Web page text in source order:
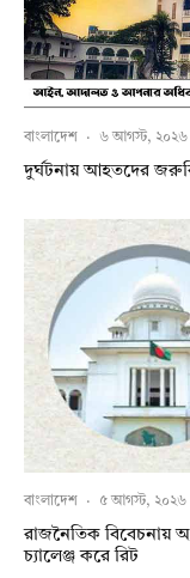
বাংলাদেশ · ৬ আগস্ট, ২০২৬
দুর্ঘটনায় আহতদের জরুরি
বাংলাদেশ · ৫ আগস্ট, ২০২৬
রাজনৈতিক বিবেচনায়
চ্যালেঞ্জ করে রিট